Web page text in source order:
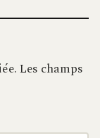
Les champs